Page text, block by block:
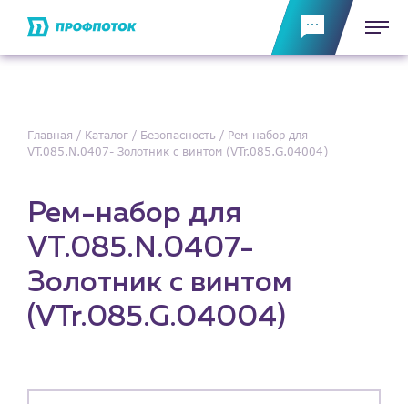
Главная Каталог Безопасность
Рем-набор для
VT.085.N.0407- Золотник с винтом (VTr.085.G.04004)
Рем-набор для
VT.085.N.0407-
Золотник с винтом
(VTr.085.G.04004)